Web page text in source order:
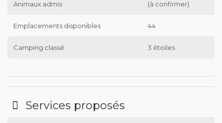
Animaux admis (à confirmer)
Emplacements disponibles 44
Camping classé 3 étoiles
Services proposés